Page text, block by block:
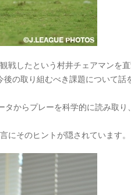
戦したという村井チェアマンを
の取り組むべき課題について話
タからプレーを科学的に読み取り
そのヒントが隠されています。